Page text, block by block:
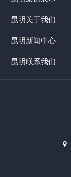
昆明关于我们
昆明新闻中心
昆明联系我们